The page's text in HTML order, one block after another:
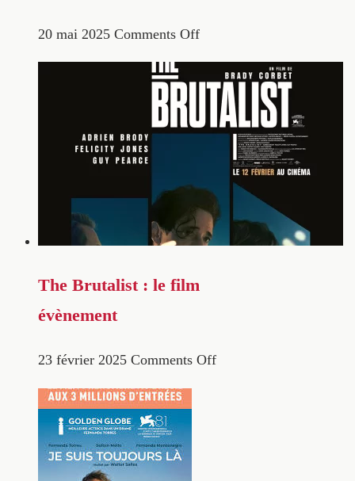
20 mai 2025 Comments Off
The Brutalist : le film
évènement
23 février 2025 Comments Off